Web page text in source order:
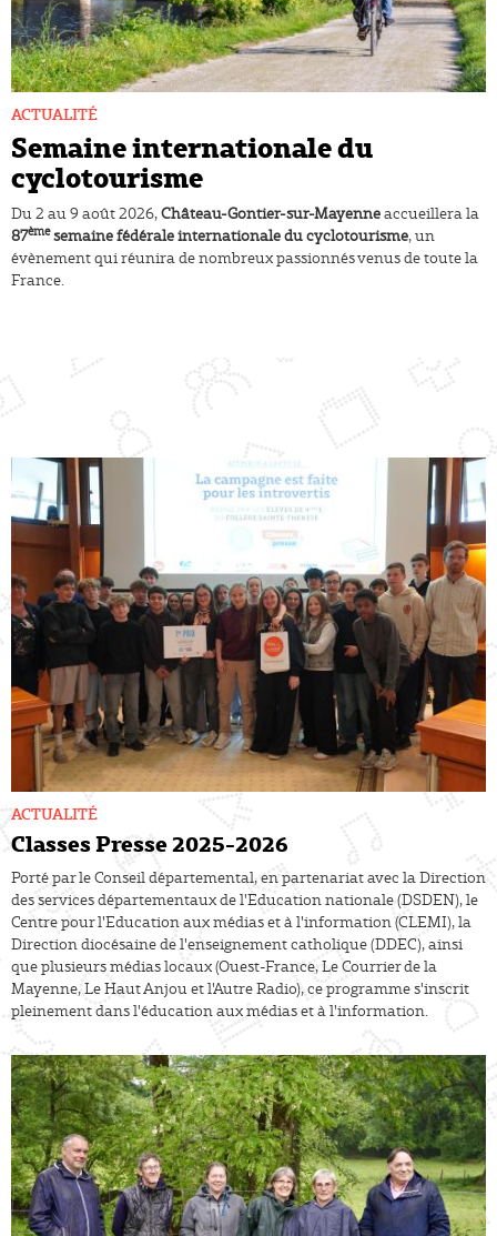
Semaine internationale du
cyclotourisme
ACTUALITÉ
Du 2 au 9 août 2026,Château-Gontier-sur-Mayenneaccueillera la
87èmesemaine fédérale internationale du cyclotourisme, un
évènement qui réunira de nombreux passionnés venus de toute la
France.
Classes Presse 2025-2026
ACTUALITÉ
Porté par le Conseil départemental, en partenariat avec la Direction
des services départementaux de l'Education nationale (DSDEN), le
Centre pour l'Education aux médias et à l'information (CLEMI), la
Direction diocésaine de l'enseignement catholique (DDEC), ainsi
que plusieurs médias locaux (Ouest-France, Le Courrier de la
Mayenne, Le Haut Anjou et l'Autre Radio), ce programme s'inscrit
pleinement dans l'éducation aux médias et à l'information.